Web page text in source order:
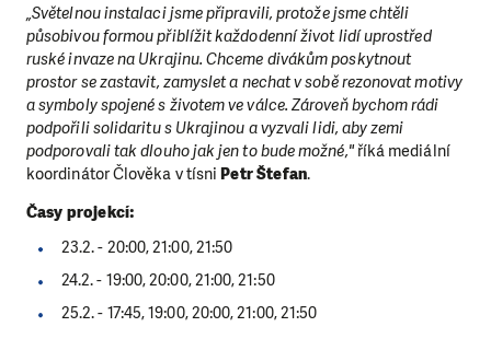
„Světelnou instalaci jsme připravili, protože jsme chtěli
působivou formou přiblížit každodenní život lidí uprostřed
ruské invaze na Ukrajinu. Chceme divákům poskytnout
prostor se zastavit, zamyslet a nechat v sobě rezonovat motivy
a symboly spojené s životem ve válce. Zároveň bychom rádi
podpořili solidaritu s Ukrajinou a vyzvali lidi, aby zemi
podporovali tak dlouho jak jen to bude možné,"říká mediální
koordinátor Člověka v tísniPetr Štefan.
Časy projekcí:
23.2. - 20:00, 21:00, 21:50
24.2. - 19:00, 20:00, 21:00, 21:50
25.2. - 17:45, 19:00, 20:00, 21:00, 21:50